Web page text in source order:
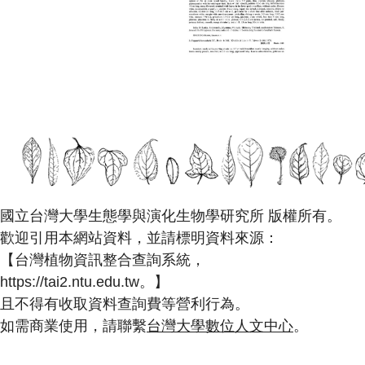
國立台灣大學生態學與演化生物學研究所 版權所有。
歡迎引用本網站資料，並請標明資料來源：
【台灣植物資訊整合查詢系統，
https://tai2.ntu.edu.tw。】
且不得有收取資料查詢費等營利行為。
如需商業使用，請聯繫台灣大學數位人文中心。